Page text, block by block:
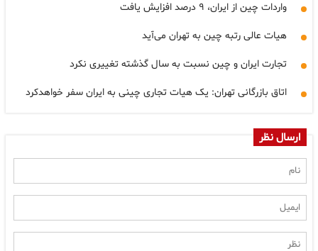
واردات چین از ایران، ۹ درصد افزایش یافت
هیات عالی رتبه چین به تهران می‌آید
تجارت ایران و چین نسبت به سال گذشته تغییری نکرد
اتاق بازرگانی تهران: یک هیات تجاری چینی به ایران سفر خواهدکرد
ارسال نظر